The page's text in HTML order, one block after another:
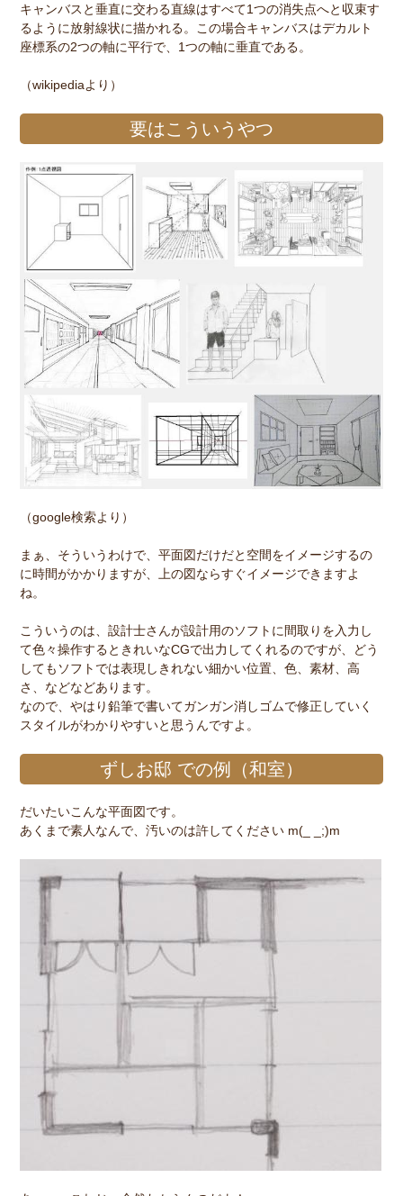
キャンバスと垂直に交わる直線はすべて1つの消失点へと収束す
るように放射線状に描かれる。この場合キャンバスはデカルト
座標系の2つの軸に平行で、1つの軸に垂直である。
（wikipediaより）
要はこういうやつ
（google検索より）
まぁ、そういうわけで、平面図だけだと空間をイメージするの
に時間がかかりますが、上の図ならすぐイメージできますよ
ね。
こういうのは、設計士さんが設計用のソフトに間取りを入力し
て色々操作するときれいなCGで出力してくれるのですが、どう
してもソフトでは表現しきれない細かい位置、色、素材、高
さ、などなどあります。
なので、やはり鉛筆で書いてガンガン消しゴムで修正していく
スタイルがわかりやすいと思うんですよ。
ずしお邸 での例（和室）
だいたいこんな平面図です。
あくまで素人なんで、汚いのは許してください m(_ _;)m